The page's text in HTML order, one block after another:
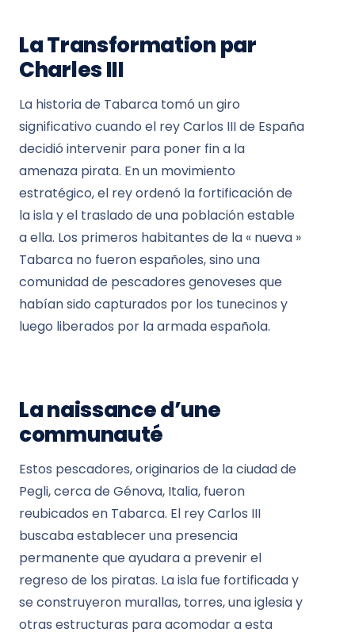
La Transformation par
Charles III
La historia de Tabarca tomó un giro
significativo cuando el rey Carlos III de España
decidió intervenir para poner fin a la
amenaza pirata. En un movimiento
estratégico, el rey ordenó la fortificación de
la isla y el traslado de una población estable
a ella. Los primeros habitantes de la « nueva »
Tabarca no fueron españoles, sino una
comunidad de pescadores genoveses que
habían sido capturados por los tunecinos y
luego liberados por la armada española.
La naissance d’une
communauté
Estos pescadores, originarios de la ciudad de
Pegli, cerca de Génova, Italia, fueron
reubicados en Tabarca. El rey Carlos III
buscaba establecer una presencia
permanente que ayudara a prevenir el
regreso de los piratas. La isla fue fortificada y
se construyeron murallas, torres, una iglesia y
otras estructuras para acomodar a esta